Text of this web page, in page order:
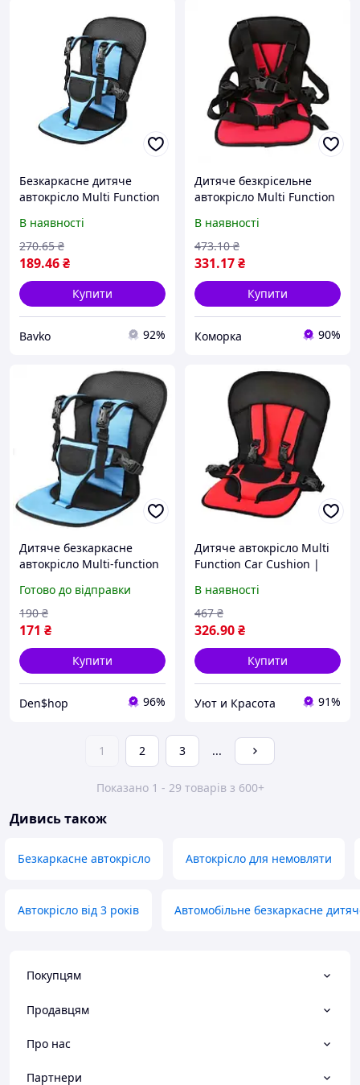
Безкаркасне дитяче
автокрісло Multi Function
автомобільне
В наявності
189.46₴
270.65 ₴
Купити
Bavko 92%
Дитяче безкрісельне
автокрісло Multi Function
найкраща якість
В наявності
331.17₴
473.10 ₴
Купити
Коморка 90%
Дитяче безкаркасне
автокрісло Multi-function
Блакитне
Готово до відправки
171 ₴
190 ₴
Купити
Den$hop 96%
Дитяче автокрісло Multi
Function Car Cushion |
дитяче | Червоне! Товар
хіт
В наявності
326.90₴
467 ₴
Купити
Уют и Красота 91%
1 2 3 ...
Показано 1 - 29 товарів з 600+
Дивись також
Безкаркасне автокрісло Автокрісло для немовляти
Автокрісло від 3 років Автомобільне безкаркасне
Покупцям
Продавцям
Про нас
Партнери